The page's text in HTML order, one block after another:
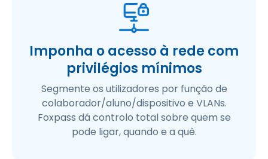
Imponha o acesso à rede com
privilégios mínimos
Segmente os utilizadores por função de
colaborador/aluno/dispositivo e VLANs.
Foxpass dá controlo total sobre quem se
pode ligar, quando e a quê.